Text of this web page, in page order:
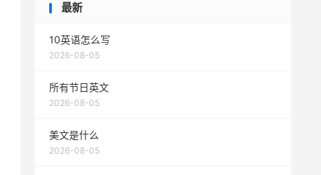
最新
10英语怎么写
2026-08-05
所有节日英文
2026-08-05
美文是什么
2026-08-05